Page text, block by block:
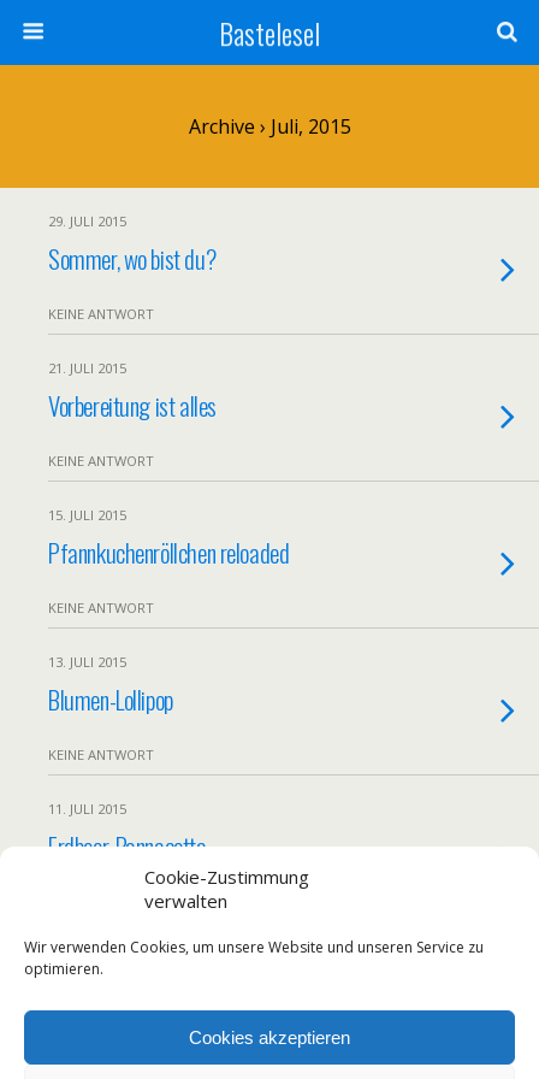
Cookie-Zustimmung
verwalten
Wir verwenden Cookies, um unsere Website und unseren Service zu
optimieren.
Cookies akzeptieren
Bastelesel
Archive › Juli, 2015
29. JULI 2015
Sommer, wo bist du?
KEINE ANTWORT
21. JULI 2015
Vorbereitung ist alles
KEINE ANTWORT
15. JULI 2015
Pfannkuchenröllchen reloaded
KEINE ANTWORT
13. JULI 2015
Blumen-Lollipop
KEINE ANTWORT
11. JULI 2015
Erdbeer-Pannacotta
KEINE ANTWORT
Weitere Von Diesem Monat Laden…
Zum Seitenanfang